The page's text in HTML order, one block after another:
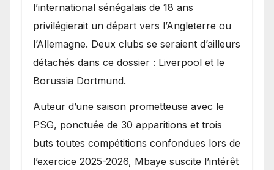
l’international sénégalais de 18 ans
privilégierait un départ vers l’Angleterre ou
l’Allemagne. Deux clubs se seraient d’ailleurs
détachés dans ce dossier : Liverpool et le
Borussia Dortmund.
Auteur d’une saison prometteuse avec le
PSG, ponctuée de 30 apparitions et trois
buts toutes compétitions confondues lors de
l’exercice 2025-2026, Mbaye suscite l’intérêt